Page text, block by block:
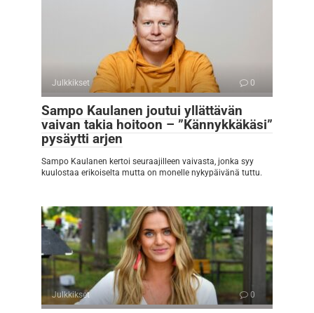
Julkkikset 0
Sampo Kaulanen joutui yllättävän
vaivan takia hoitoon – ”Kännykkäkäsi”
pysäytti arjen
Sampo Kaulanen kertoi seuraajilleen vaivasta, jonka syy
kuulostaa erikoiselta mutta on monelle nykypäivänä tuttu.
Julkkikset 0